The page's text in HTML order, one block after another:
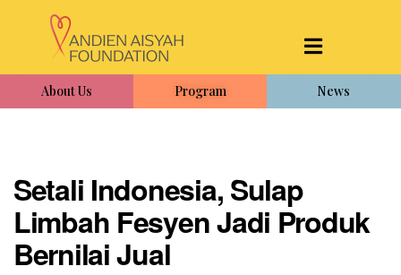
About Us Program News
Setali Indonesia, Sulap
Limbah Fesyen Jadi Produk
Bernilai Jual